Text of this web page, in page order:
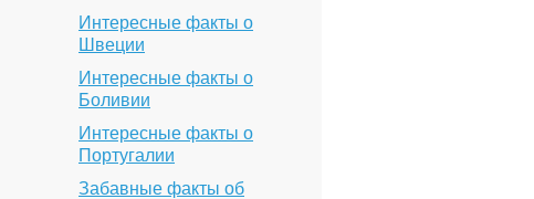
Интересные факты о
Швеции
Интересные факты о
Боливии
Интересные факты о
Португалии
Забавные факты об